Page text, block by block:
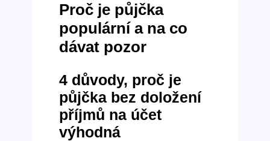
Proč je půjčka
populární a na co
dávat pozor
4 důvody, proč je
půjčka bez doložení
příjmů na účet
výhodná